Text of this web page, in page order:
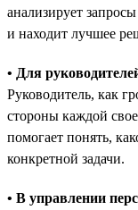
анализирует
и находит лучшее
• Для
Руководитель, как
стороны каждой
помогает понять,
конкретной задачи.
• В управлении